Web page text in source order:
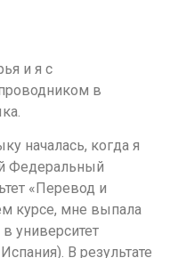
и я с
в
началась, когда я
Федеральный
«Перевод и
курсе, мне выпала
университет
В результате